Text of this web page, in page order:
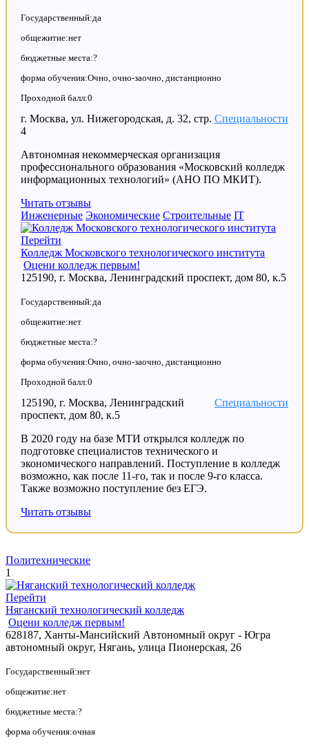
Государственный:да
общежитие:нет
бюджетные места:?
форма обучения:Очно, очно-заочно, дистанционно
Проходной балл:0
Специальности
г. Москва, ул. Нижегородская, д. 32, стр.
4
Автономная некоммерческая организация
профессионального образования «Московский колледж
информационных технологий» (АНО ПО МКИТ).
Читать отзывы
Инженерные Экономические Строительные IT
Перейти
Колледж Московского технологического института
Оцени колледж первым!
125190, г. Москва, Ленинградский проспект, дом 80, к.5
Государственный:да
общежитие:нет
бюджетные места:?
форма обучения:Очно, очно-заочно, дистанционно
Проходной балл:0
Специальности
125190, г. Москва, Ленинградский
проспект, дом 80, к.5
В 2020 году на базе МТИ открылся колледж по
подготовке специалистов технического и
экономического направлений. Поступление в колледж
возможно, как после 11-го, так и после 9-го класса.
Также возможно поступление без ЕГЭ.
Читать отзывы
Политехнические
1
Перейти
Няганский технологический колледж
Оцени колледж первым!
628187, Ханты-Мансийский Автономный округ - Югра
автономный округ, Нягань, улица Пионерская, 26
Государственный:нет
общежитие:нет
бюджетные места:?
форма обучения:очная